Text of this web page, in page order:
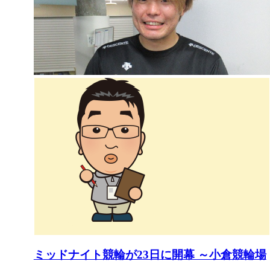
ミッドナイト競輪が23日に開幕 ～小倉競輪場